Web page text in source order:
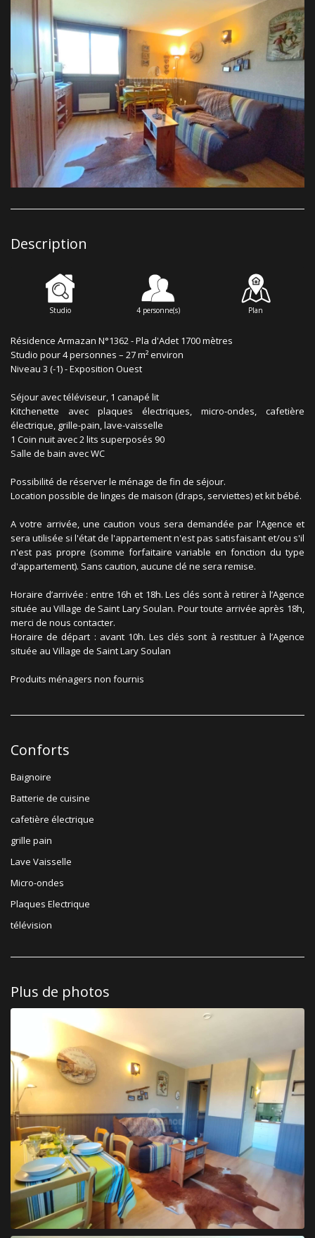
Description
Studio 4 personne(s) Plan
Résidence Armazan N°1362 - Pla d'Adet 1700 mètres
Studio pour 4 personnes – 27 m² environ
Niveau 3 (-1) - Exposition Ouest
Séjour avec téléviseur, 1 canapé lit
Kitchenette avec plaques électriques, micro-ondes, cafetière
électrique, grille-pain, lave-vaisselle
1 Coin nuit avec 2 lits superposés 90
Salle de bain avec WC
Possibilité de réserver le ménage de fin de séjour.
Location possible de linges de maison (draps, serviettes) et kit bébé.
A votre arrivée, une caution vous sera demandée par l'Agence et
sera utilisée si l'état de l'appartement n'est pas satisfaisant et/ou s'il
n'est pas propre (somme forfaitaire variable en fonction du type
d'appartement). Sans caution, aucune clé ne sera remise.
Horaire d’arrivée : entre 16h et 18h. Les clés sont à retirer à l’Agence
située au Village de Saint Lary Soulan. Pour toute arrivée après 18h,
merci de nous contacter.
Horaire de départ : avant 10h. Les clés sont à restituer à l’Agence
située au Village de Saint Lary Soulan
Produits ménagers non fournis
Conforts
Baignoire
Batterie de cuisine
cafetière électrique
grille pain
Lave Vaisselle
Micro-ondes
Plaques Electrique
télévision
Plus de photos